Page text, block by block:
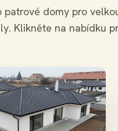
patrové domy pro
Klikněte na nabídku